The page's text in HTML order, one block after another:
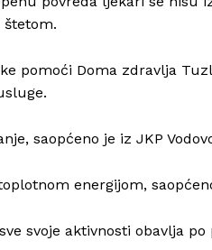
štetom.
pomoći Doma zdravlja
saopćeno je iz JKP
energijom,
svoje aktivnosti obavlja